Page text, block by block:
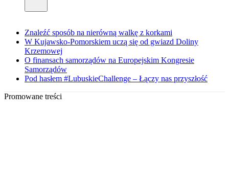
Znaleźć sposób na nierówną walkę z korkami
W Kujawsko-Pomorskiem uczą się od gwiazd Doliny
Krzemowej
O finansach samorządów na Europejskim Kongresie
Samorządów
Pod hasłem #LubuskieChallenge – Łączy nas przyszłość
Promowane treści